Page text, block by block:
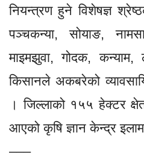
नियन्त्रण हुने विशेषज्ञ
पञ्चकन्या, सोयाङ,
माइमझुवा, गोदक, कन्याम,
किसानले अकबरेको
। जिल्लाको १५५ हेक्टर
आएको कृषि ज्ञान केन्द्र
–––